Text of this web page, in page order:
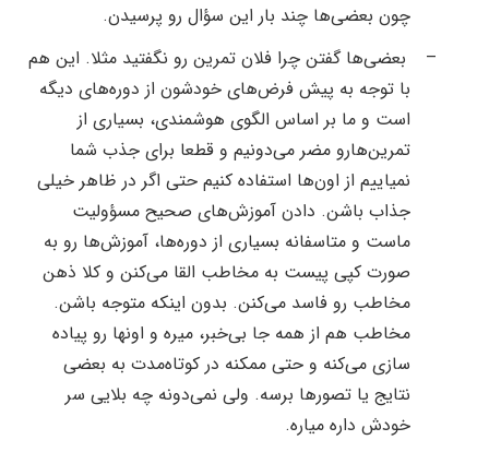
چون بعضی‌ها چند بار این سؤال رو پرسیدن.
–
بعضی‌ها گفتن چرا فلان تمرین رو نگفتید مثلا. این هم
با توجه به پیش فرض‌های خودشون از دوره‌های دیگه
است و ما بر اساس الگوی هوشمندی، بسیاری از
تمرین‌هارو مضر می‌دونیم و قطعا برای جذب شما
نمیاییم از اون‌ها استفاده کنیم حتی اگر در ظاهر خیلی
جذاب باشن. دادن آموزش‌های صحیح مسؤولیت
ماست و متاسفانه بسیاری از دوره‌ها، آموزش‌ها رو به
صورت کپی پیست به مخاطب القا می‌کنن و کلا ذهن
مخاطب رو فاسد می‌کنن. بدون اینکه متوجه باشن.
مخاطب هم از همه جا بی‌خبر، میره و اونها رو پیاده
سازی می‌کنه و حتی ممکنه در کوتاه‌مدت به بعضی
نتایج یا تصور‌ها برسه. ولی نمی‌دونه چه بلایی سر
خودش داره میاره.